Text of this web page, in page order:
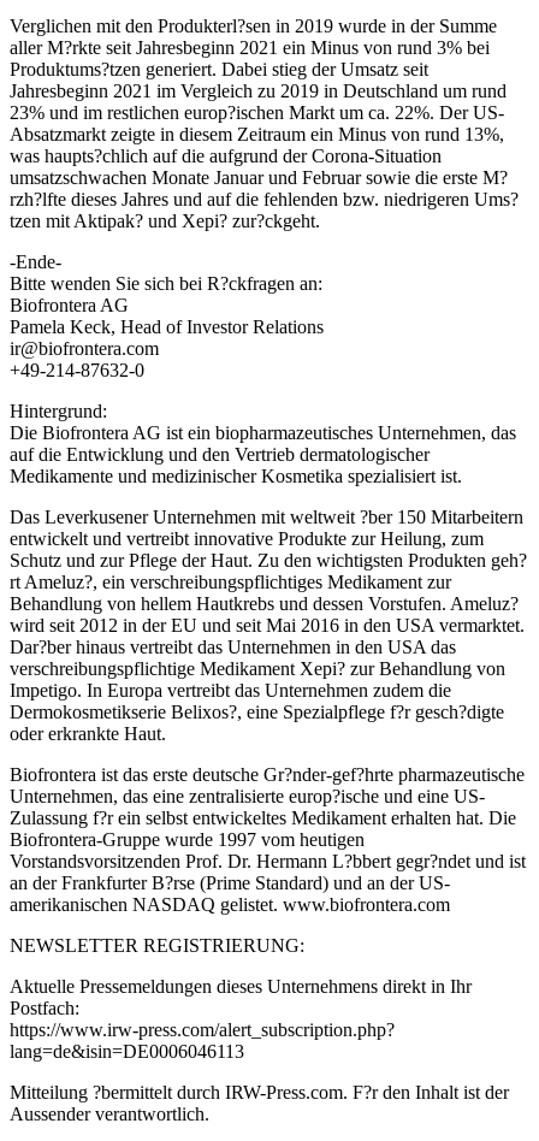
Verglichen mit den Produkterl?sen in 2019 wurde in der Summe
aller M?rkte seit Jahresbeginn 2021 ein Minus von rund 3% bei
Produktums?tzen generiert. Dabei stieg der Umsatz seit
Jahresbeginn 2021 im Vergleich zu 2019 in Deutschland um rund
23% und im restlichen europ?ischen Markt um ca. 22%. Der US-
Absatzmarkt zeigte in diesem Zeitraum ein Minus von rund 13%,
was haupts?chlich auf die aufgrund der Corona-Situation
umsatzschwachen Monate Januar und Februar sowie die erste M?
rzh?lfte dieses Jahres und auf die fehlenden bzw. niedrigeren Ums?
tzen mit Aktipak? und Xepi? zur?ckgeht.
-Ende-
Bitte wenden Sie sich bei R?ckfragen an:
Biofrontera AG
Pamela Keck, Head of Investor Relations
ir@biofrontera.com
+49-214-87632-0
Hintergrund:
Die Biofrontera AG ist ein biopharmazeutisches Unternehmen, das
auf die Entwicklung und den Vertrieb dermatologischer
Medikamente und medizinischer Kosmetika spezialisiert ist.
Das Leverkusener Unternehmen mit weltweit ?ber 150 Mitarbeitern
entwickelt und vertreibt innovative Produkte zur Heilung, zum
Schutz und zur Pflege der Haut. Zu den wichtigsten Produkten geh?
rt Ameluz?, ein verschreibungspflichtiges Medikament zur
Behandlung von hellem Hautkrebs und dessen Vorstufen. Ameluz?
wird seit 2012 in der EU und seit Mai 2016 in den USA vermarktet.
Dar?ber hinaus vertreibt das Unternehmen in den USA das
verschreibungspflichtige Medikament Xepi? zur Behandlung von
Impetigo. In Europa vertreibt das Unternehmen zudem die
Dermokosmetikserie Belixos?, eine Spezialpflege f?r gesch?digte
oder erkrankte Haut.
Biofrontera ist das erste deutsche Gr?nder-gef?hrte pharmazeutische
Unternehmen, das eine zentralisierte europ?ische und eine US-
Zulassung f?r ein selbst entwickeltes Medikament erhalten hat. Die
Biofrontera-Gruppe wurde 1997 vom heutigen
Vorstandsvorsitzenden Prof. Dr. Hermann L?bbert gegr?ndet und ist
an der Frankfurter B?rse (Prime Standard) und an der US-
amerikanischen NASDAQ gelistet. www.biofrontera.com
NEWSLETTER REGISTRIERUNG:
Aktuelle Pressemeldungen dieses Unternehmens direkt in Ihr
Postfach:
https://www.irw-press.com/alert_subscription.php?
lang=de&isin=DE0006046113
Mitteilung ?bermittelt durch IRW-Press.com. F?r den Inhalt ist der
Aussender verantwortlich.